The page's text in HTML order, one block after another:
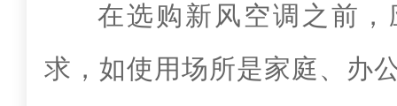
在选购新风空调之前
求，如使用场所是家庭、办